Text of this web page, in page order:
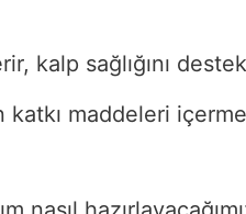
kalp sağlığını
maddeleri